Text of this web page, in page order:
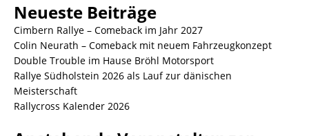
Neueste Beiträge
Cimbern Rallye – Comeback im Jahr 2027
Colin Neurath – Comeback mit neuem Fahrzeugkonzept
Double Trouble im Hause Bröhl Motorsport
Rallye Südholstein 2026 als Lauf zur dänischen
Meisterschaft
Rallycross Kalender 2026